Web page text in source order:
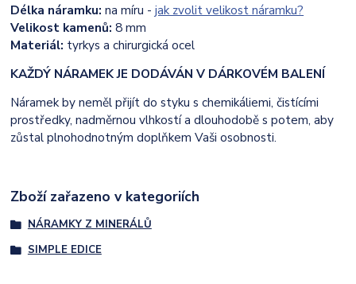
Délka náramku:na míru -jak zvolit velikost náramku?
Velikost kamenů:8 mm
Materiál: tyrkys a chirurgická ocel
KAŽDÝ NÁRAMEK JE DODÁVÁN V DÁRKOVÉM BALENÍ
Náramek by neměl přijít do styku s chemikáliemi, čistícími
prostředky, nadměrnou vlhkostí a dlouhodobě s potem, aby
zůstal plnohodnotným doplňkem Vaši osobnosti.
Zboží zařazeno v kategoriích
NÁRAMKY Z MINERÁLŮ
SIMPLE EDICE